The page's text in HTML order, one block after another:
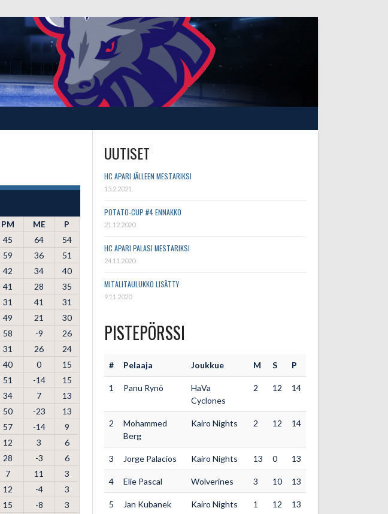
PM ME
P
45 64
54
59 36
51
42 34
40
41 28
35
31 41
31
49 21
30
58 -9
26
31 26
24
40 0
15
51 -14
15
34 7
13
50 -23
13
57 -14
9
12 3
6
28 -3
6
7 11
3
12 -4
3
15 -8
3
UUTISET
HC APARI JÄLLEEN MESTARIKSI
15.2.2021
POTATO-CUP #4 ENNAKKO
21.12.2020
HC APARI PALASI MESTARIKSI
24.11.2020
MITALITAULUKKO LISÄTTY
9.11.2020
PISTEPÖRSSI
# Pelaaja Joukkue M S P
1 Panu Rynö
HaVa
Cyclones
2 12 14
2
Mohammed
Berg
Kairo Nights 2 12 14
3 Jorge Palacios Kairo Nights 13 0 13
4 Elie Pascal Wolverines 3 10 13
5 Jan Kubanek Kairo Nights 1 12 13